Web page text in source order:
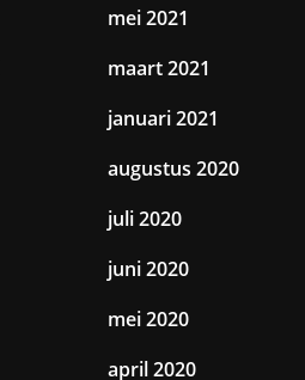
mei 2021
maart 2021
januari 2021
augustus 2020
juli 2020
juni 2020
mei 2020
april 2020